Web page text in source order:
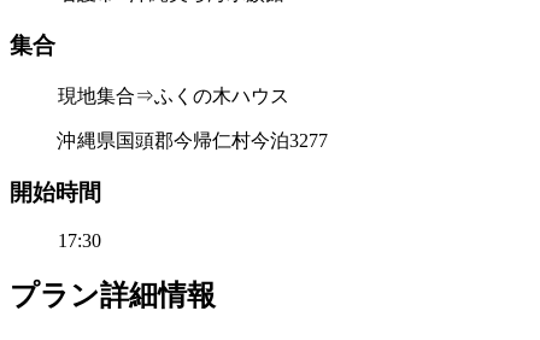
集合
現地集合⇒ふくの木ハウス
沖縄県国頭郡今帰仁村今泊3277
開始時間
17:30
プラン詳細情報